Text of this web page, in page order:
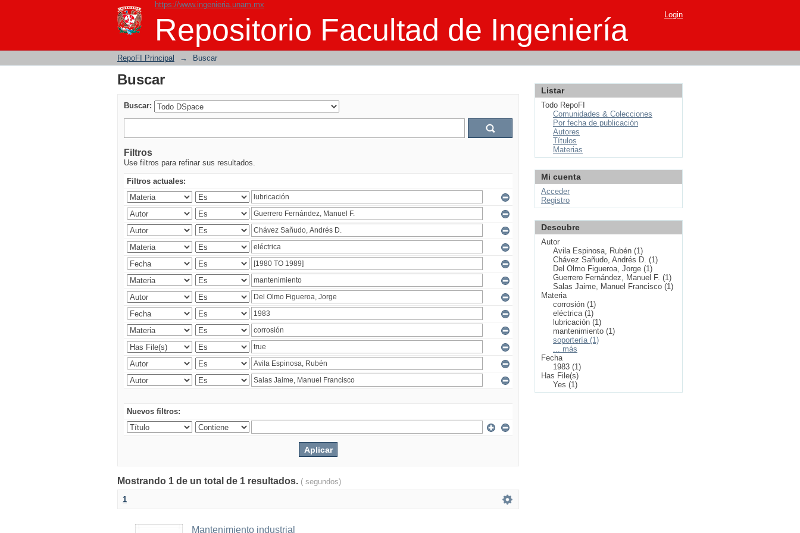
https://www.ingenieria.unam.mx
Repositorio Facultad de Ingeniería
Buscar Login
RepoFI Principal → Buscar
Buscar
Buscar:
Filtros
Use filtros para refinar sus resultados.
Filtros actuales:
Nuevos filtros:
Mostrando 1 de un total de 1 resultados. ( segundos)
1
Mantenimiento industrial
Listar
Todo RepoFI
Comunidades & Colecciones
Por fecha de publicación
Autores
Títulos
Materias
Mi cuenta
Acceder
Registro
Descubre
Autor
Avila Espinosa, Rubén (1)
Chávez Sañudo, Andrés D. (1)
Del Olmo Figueroa, Jorge (1)
Guerrero Fernández, Manuel F. (1)
Salas Jaime, Manuel Francisco (1)
Materia
corrosión (1)
eléctrica (1)
lubricación (1)
mantenimiento (1)
soportería (1)
... más
Fecha
1983 (1)
Has File(s)
Yes (1)